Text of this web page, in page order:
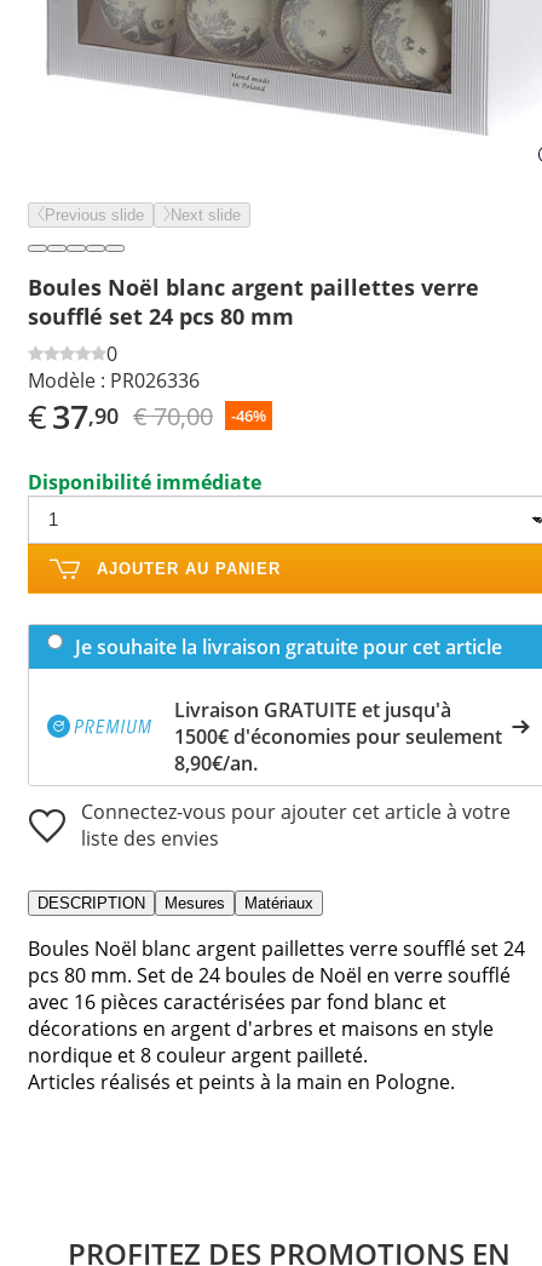
Previous slide Next slide
Boules Noël blanc argent paillettes verre
soufflé set 24 pcs 80 mm
0
Modèle : PR026336
€37,90 € 70,00 -46%
Disponibilité immédiate
AJOUTER AU PANIER
Je souhaite la livraison gratuite pour cet article
Livraison GRATUITE et jusqu'à
1500€ d'économies pour seulement
8,90€/an.
Connectez-vous pour ajouter cet article à votre
liste des envies
DESCRIPTION Mesures Matériaux
Boules Noël blanc argent paillettes verre soufflé set 24
pcs 80 mm. Set de 24 boules de Noël en verre soufflé
avec 16 pièces caractérisées par fond blanc et
décorations en argent d'arbres et maisons en style
nordique et 8 couleur argent pailleté.
Articles réalisés et peints à la main en Pologne.
PROFITEZ DES PROMOTIONS EN